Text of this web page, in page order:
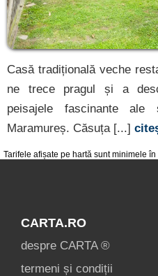
Tarifele afișate pe hartă sunt minimele
Casă tradițională veche
ne trece pragul și a
peisajele fascinante
Maramureș. Căsuța [...]
CARTA.RO
despre CARTA ®
termeni și condiții